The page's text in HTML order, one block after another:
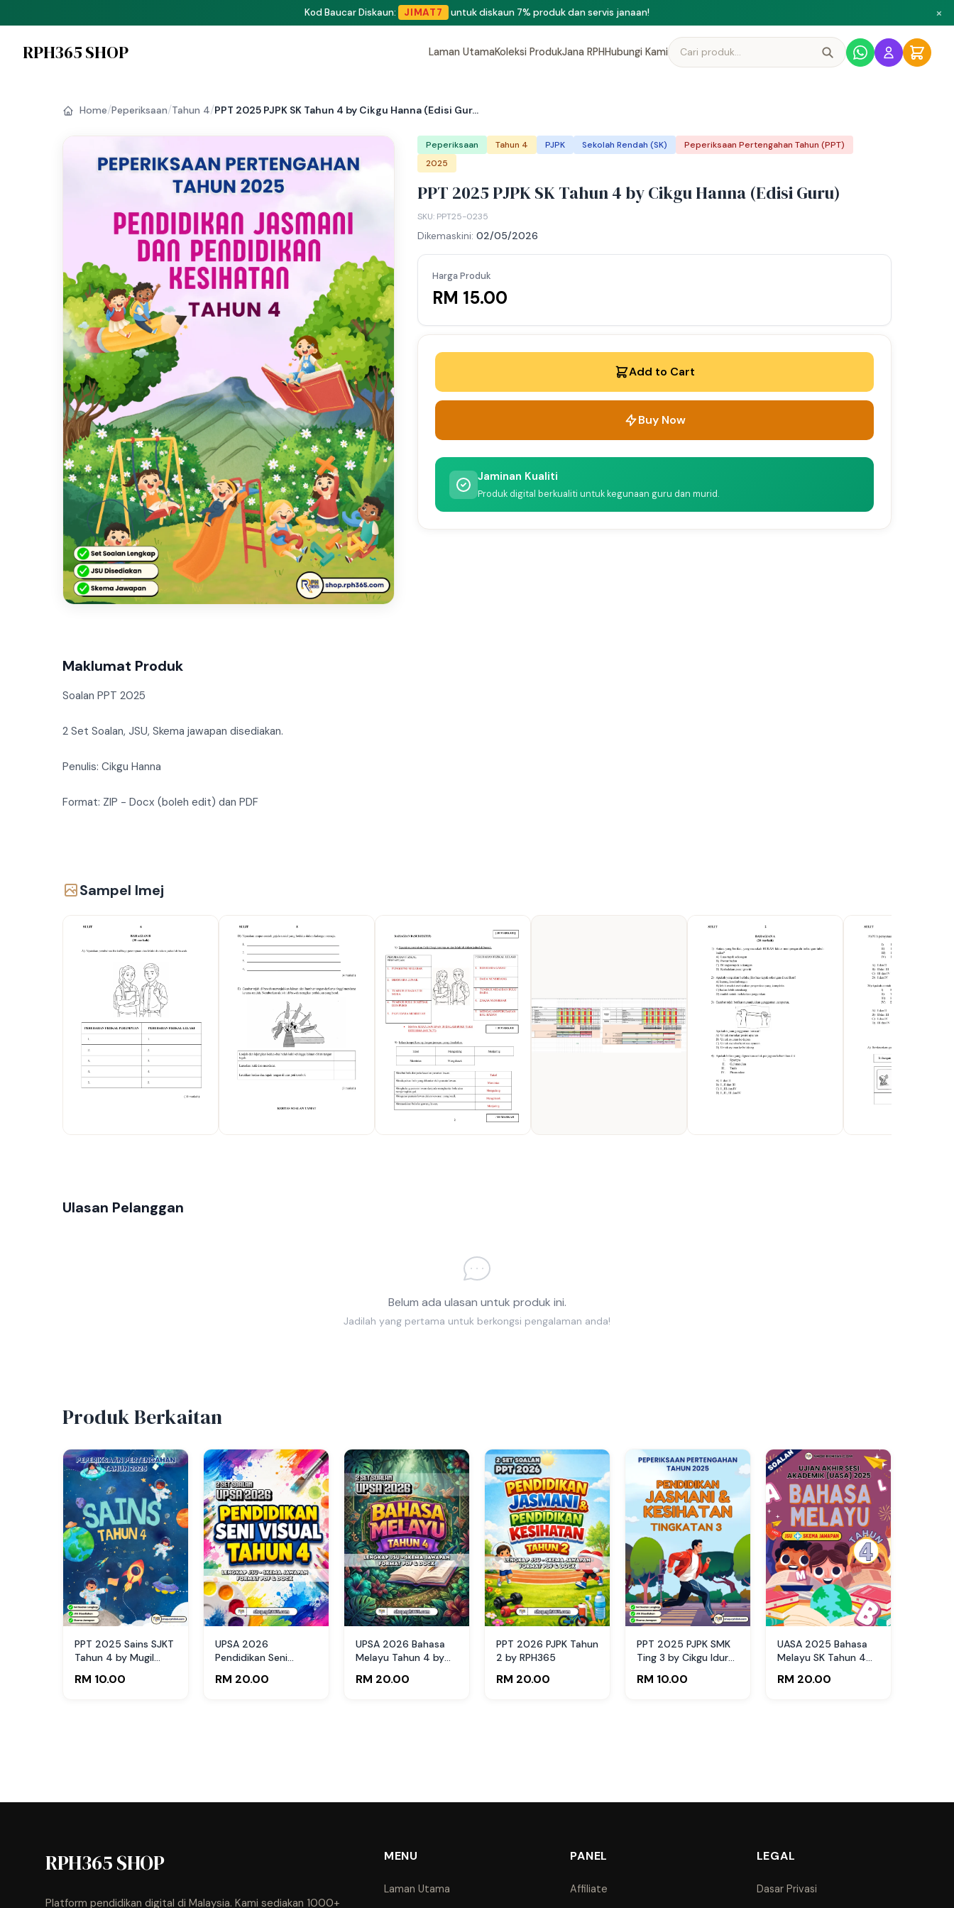
Peluang menjadi penulis dan penyedia bahan di Shop RPH365.Klik di sini ×
RPH365 SHOP Laman UtamaKoleksi ProdukJana RPHHubungi Kami
Home/Peperiksaan/Tahun 4/PPT 2025 PJPK SK Tahun 4 by Cikgu Hanna (Edisi Gur...
Peperiksaan Tahun 4 PJPK Sekolah Rendah (SK)
Peperiksaan Pertengahan Tahun (PPT)
2025
PPT 2025 PJPK SK Tahun 4 by Cikgu Hanna (Edisi Guru)
SKU: PPT25-0235
Dikemaskini: 02/05/2026
Harga Produk
RM 15.00
Add to Cart
Buy Now
Jaminan Kualiti
Produk digital berkualiti untuk kegunaan guru dan murid.
Maklumat Produk
Soalan PPT 2025
2 Set Soalan, JSU, Skema jawapan disediakan.
Penulis: Cikgu Hanna
Format: ZIP - Docx (boleh edit) dan PDF
Sampel Imej
Ulasan Pelanggan
Belum ada ulasan untuk produk ini.
Jadilah yang pertama untuk berkongsi pengalaman anda!
Produk Berkaitan
PPT 2025 Sains SJKT
Tahun 4 by Mugil
RM 10.00
UPSA 2026
Pendidikan Seni
RPH365
RM 20.00
UPSA 2026 Bahasa
Melayu Tahun 4 by
RM 20.00
PPT 2026 PJPK Tahun
2 by RPH365
RM 20.00
PPT 2025 PJPK SMK
Ting 3 by Cikgu Idura
RM 10.00
UASA 2025 Bahasa
Melayu SK Tahun 4
RM 20.00
RPH365 SHOP
Platform pendidikan digital di Malaysia. Kami sediakan 1000+
MENU
Laman Utama
PANEL
Affiliate
LEGAL
Dasar Privasi